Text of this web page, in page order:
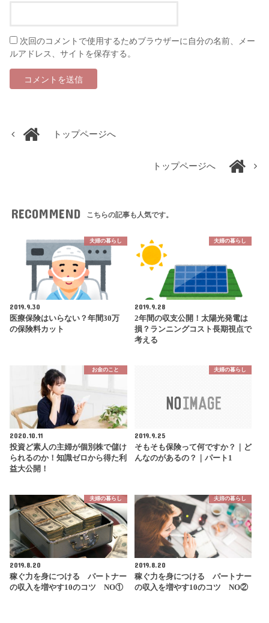
次回のコメントで使用するためブラウザーに自分の名前、メー
ルアドレス、サイトを保存する。
トップページへ
トップページへ
RECOMMEND こちらの記事も人気です。
夫婦の暮らし
2019.9.30
医療保険はいらない？年間30万
の保険料カット
夫婦の暮らし
2019.9.28
2年間の収支公開！太陽光発電は
損？ランニングコスト長期視点で
考える
お金のこと
2020.10.11
投資ど素人の主婦が個別株で儲け
られるのか！知識ゼロから得た利
益大公開！
夫婦の暮らし
2019.9.25
そもそも保険って何ですか？｜ど
んなのがあるの？｜パート1
夫婦の暮らし
2019.8.20
稼ぐ力を身につける パートナー
の収入を増やす10のコツ NO①
夫婦の暮らし
2019.8.20
稼ぐ力を身につける パートナー
の収入を増やす10のコツ NO②